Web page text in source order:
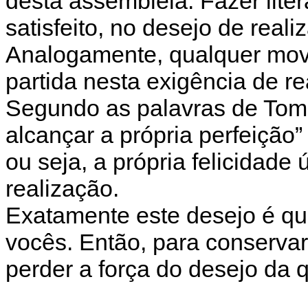
satisfeito, no desejo de
Analogamente, qualquer
partida nesta exigência de
Segundo as palavras de
alcançar a própria perfeição”
ou seja, a própria felicidade
realização.
Exatamente este desejo é
vocês. Então, para
perder a força do desejo da